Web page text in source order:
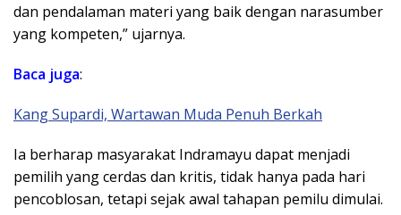
dan pendalaman materi yang baik dengan narasumber
yang kompeten,” ujarnya.
Baca juga:
Kang Supardi, Wartawan Muda Penuh Berkah
Ia berharap masyarakat Indramayu dapat menjadi
pemilih yang cerdas dan kritis, tidak hanya pada hari
pencoblosan, tetapi sejak awal tahapan pemilu dimulai.